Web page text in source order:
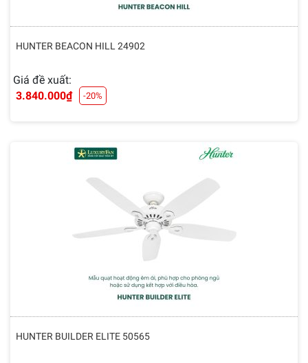
HUNTER BEACON HILL 24902
Giá đề xuất:
3.840.000₫ -20%
HUNTER BUILDER ELITE 50565